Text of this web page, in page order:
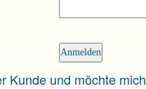
Kunde und möchte mich